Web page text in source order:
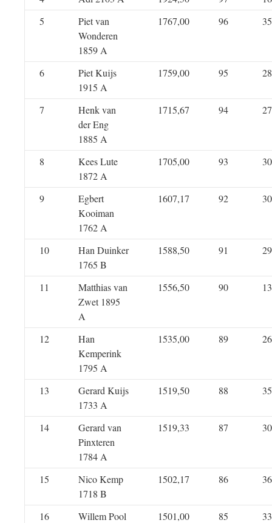
5
Piet van
Wonderen
1859 A
1767,00 96 35
6
Piet Kuijs
1915 A
1759,00 95 28
7
Henk van
der Eng
1885 A
1715,67 94 27
8
Kees Lute
1872 A
1705,00 93 30
9
Egbert
Kooiman
1762 A
1607,17 92 30
10
Han Duinker
1765 B
1588,50 91 29
11
Matthias van
Zwet 1895
A
1556,50 90 13
12
Han
Kemperink
1795 A
1535,00 89 26
13
Gerard Kuijs
1733 A
1519,50 88 35
14
Gerard van
Pinxteren
1784 A
1519,33 87 30
15
Nico Kemp
1718 B
1502,17 86 36
16
Willem Pool
1501,00 85 33